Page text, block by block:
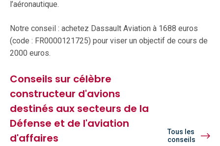
l’aéronautique.
Notre conseil : achetez Dassault Aviation à 1688 euros
(code : FR0000121725) pour viser un objectif de cours de
2000 euros.
Conseils sur célèbre
constructeur d'avions
destinés aux secteurs de la
Défense et de l'aviation
d'affaires
Tous les
conseils